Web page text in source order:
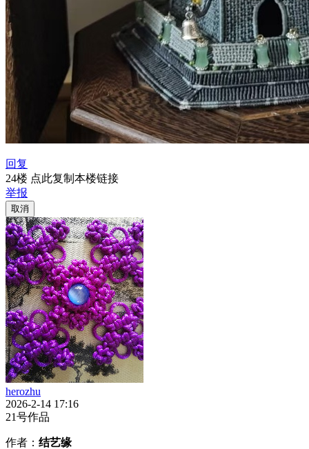
回复
24楼 点此复制本楼链接
举报
取消
herozhu
2026-2-14 17:16
21号作品
作者： 结艺缘